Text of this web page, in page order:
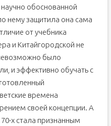
обоснованной
нему защитила она сама
от учебника
и Китайгородской не
было
и эффективно обучать с
времена
своей концепции. А
х стала признанным